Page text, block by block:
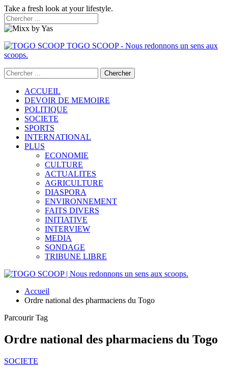
Take a fresh look at your lifestyle.
TOGO SCOOP - Nous redonnons un sens aux
scoops.
ACCUEIL
DEVOIR DE MEMOIRE
POLITIQUE
SOCIETE
SPORTS
INTERNATIONAL
PLUS
ECONOMIE
CULTURE
ACTUALITES
AGRICULTURE
DIASPORA
ENVIRONNEMENT
FAITS DIVERS
INITIATIVE
INTERVIEW
MEDIA
SONDAGE
TRIBUNE LIBRE
Accueil
Ordre national des pharmaciens du Togo
Parcourir Tag
Ordre national des pharmaciens du Togo
SOCIETE